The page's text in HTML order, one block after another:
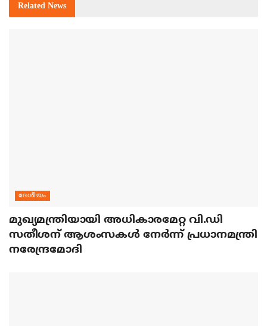
Related News
ദേശീയം
മുഖ്യമന്ത്രിയായി അധികാരമേറ്റ വി.ഡി
സതീശന് ആശംസകള്‍ നേര്‍ന്ന് പ്രധാനമന്ത്രി
നരേന്ദ്രമോദി